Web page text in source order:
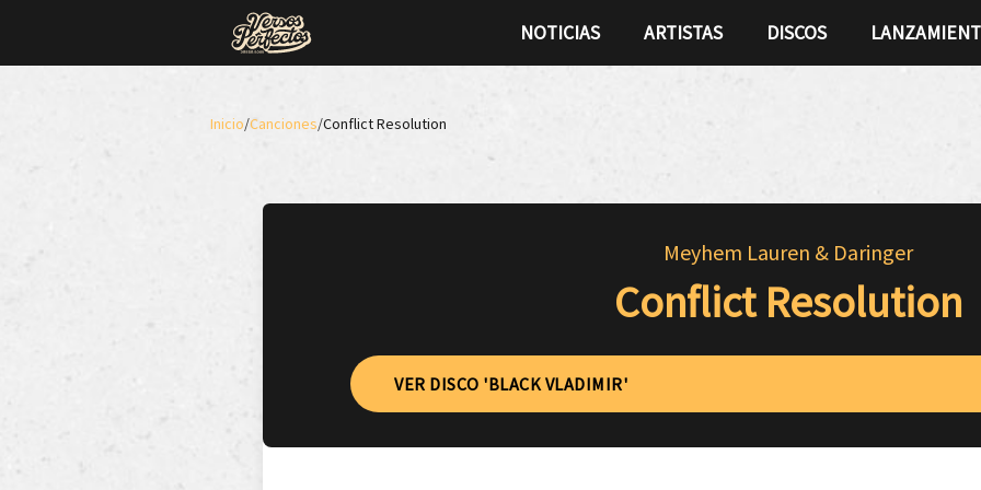
NOTICIAS ARTISTAS DISCOS
Inicio/Canciones/Conflict Resolution
Meyhem Lauren & Daringer
Conflict Resolution
VER DISCO 'BLACK VLADIMIR'